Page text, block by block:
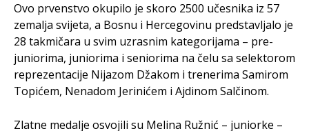
Ovo prvenstvo okupilo je skoro 2500 učesnika iz 57
zemalja svijeta, a Bosnu i Hercegovinu predstavljalo je
28 takmičara u svim uzrasnim kategorijama – pre-
juniorima, juniorima i seniorima na čelu sa selektorom
reprezentacije Nijazom Džakom i trenerima Samirom
Topićem, Nenadom Jerinićem i Ajdinom Salčinom.
Zlatne medalje osvojili su Melina Ružnić – juniorke –